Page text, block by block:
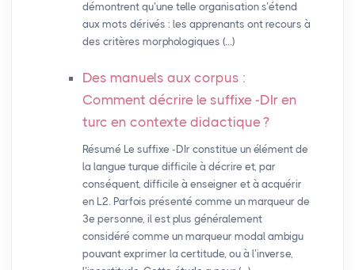
démontrent qu’une telle organisation s’étend
aux mots dérivés : les apprenants ont recours à
des critères morphologiques (…)
Des manuels aux corpus :
Comment décrire le suffixe -DIr en
turc en contexte didactique?
Résumé Le suffixe -DIr constitue un élément de
la langue turque difficile à décrire et, par
conséquent, difficile à enseigner et à acquérir
en L2. Parfois présenté comme un marqueur de
3e personne, il est plus généralement
considéré comme un marqueur modal ambigu
pouvant exprimer la certitude, ou à l’inverse,